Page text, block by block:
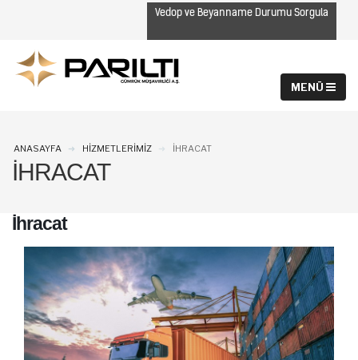
Vedop ve Beyanname Durumu Sorgula
ANASAYFA HIZMETLERIMIZ İHRACAT
İHRACAT
İhracat